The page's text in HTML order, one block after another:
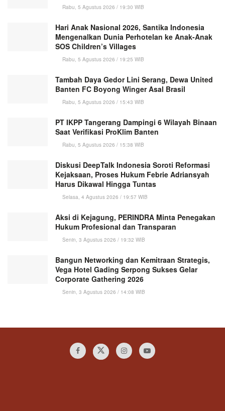
Rabu, 5 Agustus 2026 / 19:30 WIB
Hari Anak Nasional 2026, Santika Indonesia
Mengenalkan Dunia Perhotelan ke Anak-Anak
SOS Children’s Villages
Rabu, 5 Agustus 2026 / 19:25 WIB
Tambah Daya Gedor Lini Serang, Dewa United
Banten FC Boyong Winger Asal Brasil
Rabu, 5 Agustus 2026 / 15:43 WIB
PT IKPP Tangerang Dampingi 6 Wilayah Binaan
Saat Verifikasi ProKlim Banten
Rabu, 5 Agustus 2026 / 15:38 WIB
Diskusi DeepTalk Indonesia Soroti Reformasi
Kejaksaan, Proses Hukum Febrie Adriansyah
Harus Dikawal Hingga Tuntas
Selasa, 4 Agustus 2026 / 19:57 WIB
Aksi di Kejagung, PERINDRA Minta Penegakan
Hukum Profesional dan Transparan
Senin, 3 Agustus 2026 / 19:32 WIB
Bangun Networking dan Kemitraan Strategis,
Vega Hotel Gading Serpong Sukses Gelar
Corporate Gathering 2026
Senin, 3 Agustus 2026 / 14:08 WIB